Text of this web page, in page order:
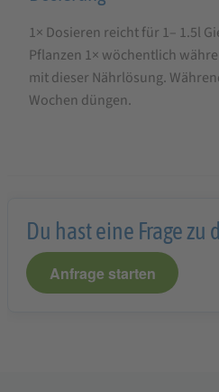
1× Dosieren reicht für 1– 1.5l
Pflanzen 1× wöchentlich
mit dieser Nährlösung.
Wochen düngen.
Du hast eine Frage zu
Anfrage starten